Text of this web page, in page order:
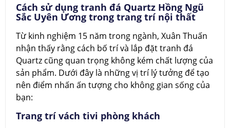
Cách sử dụng tranh đá Quartz Hồng Ngũ
Sắc Uyên Ương trong trang trí nội thất
Từ kinh nghiệm 15 năm trong ngành, Xuân Thuấn
nhận thấy rằng cách bố trí và lắp đặt tranh đá
Quartz cũng quan trọng không kém chất lượng của
sản phẩm. Dưới đây là những vị trí lý tưởng để tạo
nên điểm nhấn ấn tượng cho không gian sống của
bạn:
Trang trí vách tivi phòng khách